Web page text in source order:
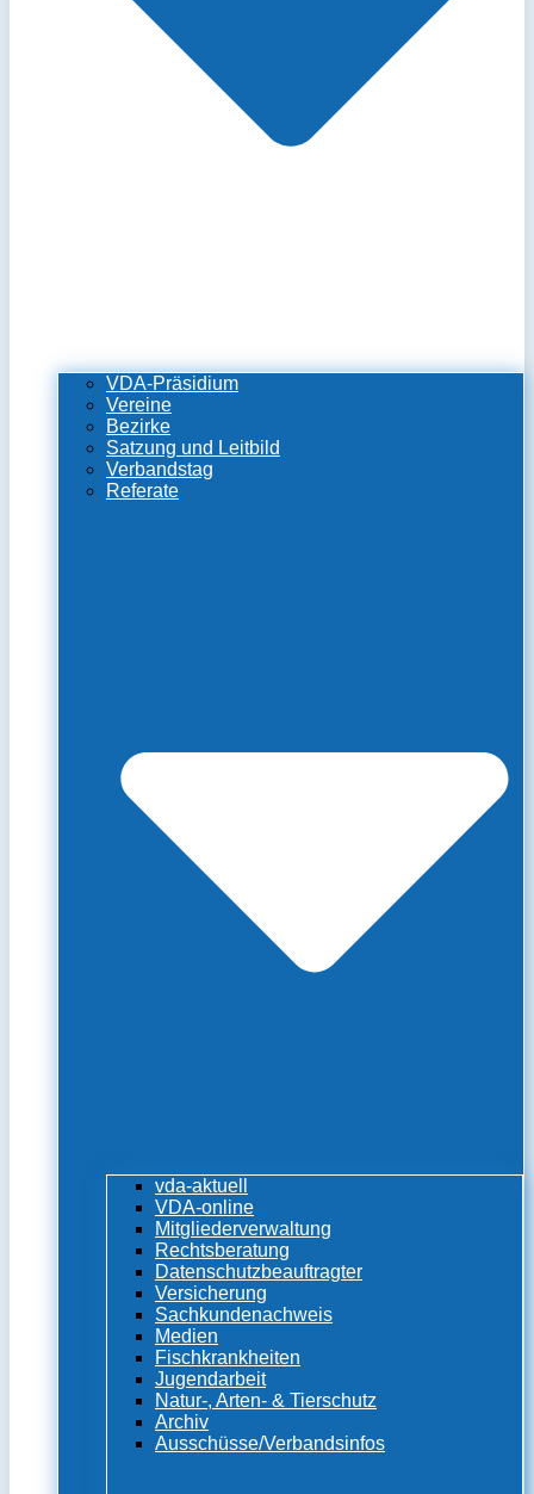
VDA-Präsidium
Vereine
Bezirke
Satzung und Leitbild
Verbandstag
Referate
vda-aktuell
VDA-online
Mitgliederverwaltung
Rechtsberatung
Datenschutzbeauftragter
Versicherung
Sachkundenachweis
Medien
Fischkrankheiten
Jugendarbeit
Natur-, Arten- & Tierschutz
Archiv
Ausschüsse/Verbandsinfos